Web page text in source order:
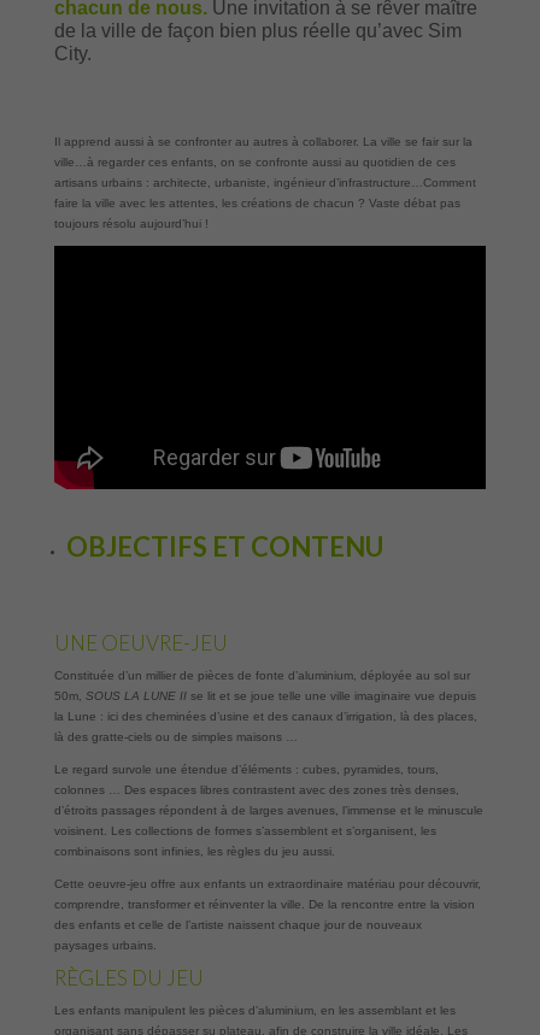
chacun de nous.Une invitation à se rêver maître
de la ville de façon bien plus réelle qu’avec Sim
City.
Il apprend aussi à se confronter au autres à collaborer. La ville se fair sur la
ville…à regarder ces enfants, on se confronte aussi au quotidien de ces
artisans urbains : architecte, urbaniste, ingénieur d’infrastructure…Comment
faire la ville avec les attentes, les créations de chacun ? Vaste débat pas
toujours résolu aujourd’hui !
OBJECTIFS ET CONTENU
UNE OEUVRE-JEU
Constituée d’un millier de pièces de fonte d’aluminium, déployée au sol sur
50m, SOUS LA LUNE IIse lit et se joue telle une ville imaginaire vue depuis
la Lune : ici des cheminées d’usine et des canaux d’irrigation, là des places,
là des gratte-ciels ou de simples maisons …
Le regard survole une étendue d’éléments : cubes, pyramides, tours,
colonnes … Des espaces libres contrastent avec des zones très denses,
d’étroits passages répondent à de larges avenues, l’immense et le minuscule
voisinent. Les collections de formes s’assemblent et s’organisent, les
combinaisons sont infinies, les règles du jeu aussi.
Cette oeuvre-jeu offre aux enfants un extraordinaire matériau pour découvrir,
comprendre, transformer et réinventer la ville. De la rencontre entre la vision
des enfants et celle de l’artiste naissent chaque jour de nouveaux
paysages urbains.
RÈGLES DU JEU
Les enfants manipulent les pièces d’aluminium, en les assemblant et les
organisant sans dépasser su plateau, afin de construire la ville idéale. Les